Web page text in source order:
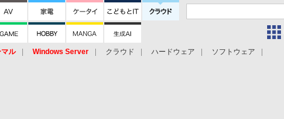
ル Windows Server クラウド ハードウェア
ソフトウェア